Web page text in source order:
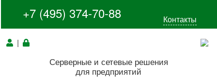
+7 (495) 374-70-88 Контакты
|
Серверные и сетевые решения
для предприятий